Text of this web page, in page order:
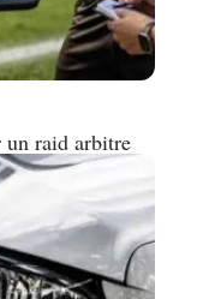
un raid arbitre